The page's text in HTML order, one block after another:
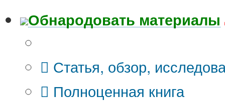
Обнародовать материалы
Статья, обзор,
Полноценная книга